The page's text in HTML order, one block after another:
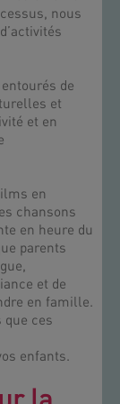
nous
de
et
et en
en
chansons
en heure du
parents
et de
en famille.
que ces
enfants.